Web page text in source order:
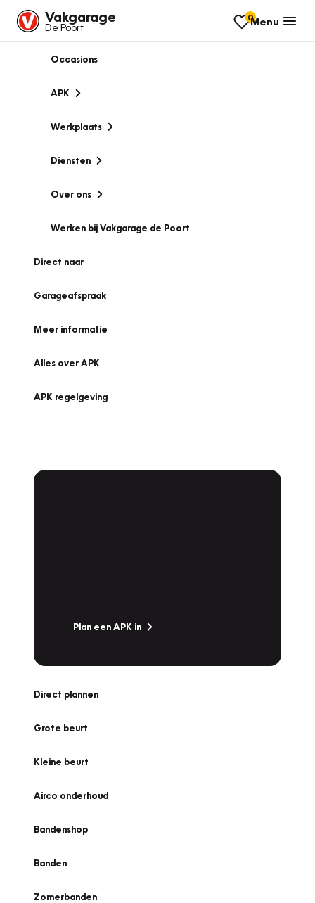
Vakgarage
De Poort
0Menu
Occasions
APK
Werkplaats
Diensten
Over ons
Werken bij Vakgarage de Poort
Direct naar
Garageafspraak
Meer informatie
Alles over APK
APK regelgeving
Plan een APK in
Direct plannen
Grote beurt
Kleine beurt
Airco onderhoud
Bandenshop
Banden
Zomerbanden